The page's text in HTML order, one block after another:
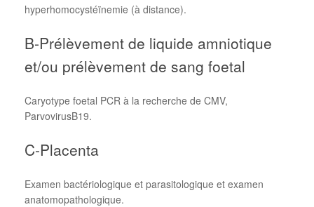
hyperhomocystéïnemie (à distance).
B-Prélèvement de liquide amniotique
et/ou prélèvement de sang foetal
Caryotype foetal PCR à la recherche de CMV,
ParvovirusB19.
C-Placenta
Examen bactériologique et parasitologique et examen
anatomopathologique.